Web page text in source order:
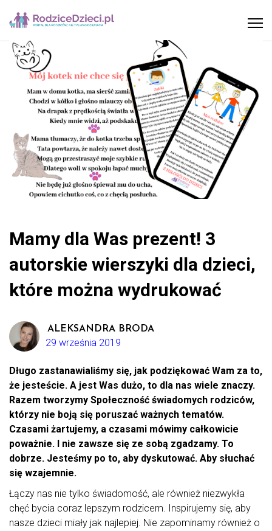
Mamy dla Was prezent! 3
autorskie wierszyki dla dzieci,
które można wydrukować
ALEKSANDRA BRODA
29 września 2019
Długo zastanawialiśmy się, jak podziękować Wam za to,
że jesteście. A jest Was dużo, to dla nas wiele znaczy.
Razem tworzymy Społeczność świadomych rodziców,
którzy nie boją się poruszać ważnych tematów.
Czasami żartujemy, a czasami mówimy całkowicie
poważnie. I nie zawsze się ze sobą zgadzamy. To
dobrze. Jesteśmy po to, aby dyskutować. Aby słuchać
się wzajemnie.
Łączy nas nie tylko świadomość, ale również niezwykła
chęć bycia coraz lepszym rodzicem. Inspirujemy się, aby
nasze dzieci miały jak najlepiej. Nie zapominamy również o